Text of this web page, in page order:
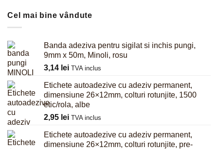
Cel mai bine vândute
Banda adeziva pentru sigilat si inchis pungi,
9mm x 50m, Minoli, rosu
3,14 lei TVA inclus
Etichete autoadezive cu adeziv permanent,
dimensiune 26×12mm, colturi rotunjite, 1500
etic/rola, albe
2,95 lei TVA inclus
Etichete autoadezive cu adeziv permanent,
dimensiune 26×12mm, colturi rotunjite, pre-